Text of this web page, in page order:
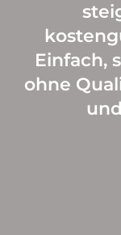
Einfach,
ohne